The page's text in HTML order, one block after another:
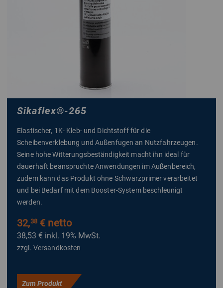
Sikaflex®-265
Elastischer, 1K- Kleb- und Dichtstoff für die
Scheibenverklebung und Außenfugen an Nutzfahrzeugen.
Seine hohe Witterungsbeständigkeit macht ihn ideal für
dauerhaft beanspruchte Anwendungen im Außenbereich,
zudem kann das Produkt ohne Schwarzprimer verarbeitet
und bei Bedarf mit dem Booster-System beschleunigt
werden.
32,38€ netto
38,53 € inkl. 19% MwSt.
zzgl. Versandkosten
Zum Produkt